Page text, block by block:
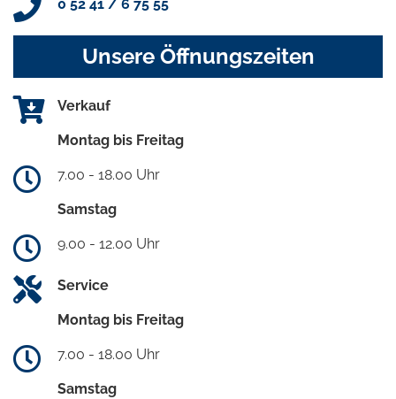
0 52 41 / 6 75 55
Unsere Öffnungszeiten
Verkauf
Montag bis Freitag
7.00 - 18.00 Uhr
Samstag
9.00 - 12.00 Uhr
Service
Montag bis Freitag
7.00 - 18.00 Uhr
Samstag